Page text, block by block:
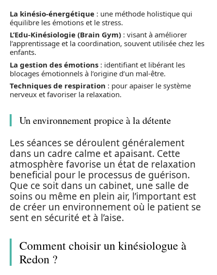
La kinésio-énergétique : une méthode holistique qui
équilibre les émotions et le stress.
L’Edu-Kinésiologie (Brain Gym) : visant à améliorer
l’apprentissage et la coordination, souvent utilisée chez les
enfants.
La gestion des émotions : identifiant et libérant les
blocages émotionnels à l’origine d’un mal-être.
Techniques de respiration : pour apaiser le système
nerveux et favoriser la relaxation.
Un environnement propice à la détente
Les séances se déroulent généralement
dans un cadre calme et apaisant. Cette
atmosphère favorise un état de relaxation
beneficial pour le processus de guérison.
Que ce soit dans un cabinet, une salle de
soins ou même en plein air, l’important est
de créer un environnement où le patient se
sent en sécurité et à l’aise.
Comment choisir un kinésiologue à
Redon ?